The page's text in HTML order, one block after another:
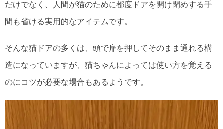
だけでなく、人間が猫のために都度ドアを開け閉めする手
間も省ける実用的なアイテムです。
そんな猫ドアの多くは、頭で扉を押してそのまま通れる構
造になっていますが、猫ちゃんによっては使い方を覚える
のにコツが必要な場合もあるようです。